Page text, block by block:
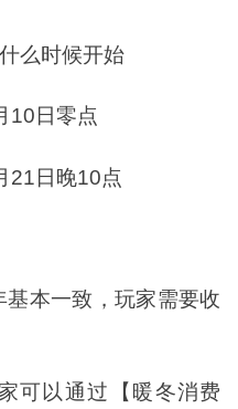
么时候开始
10日零点
21日晚10点
本一致，玩家需要收
可以通过【暖冬消费